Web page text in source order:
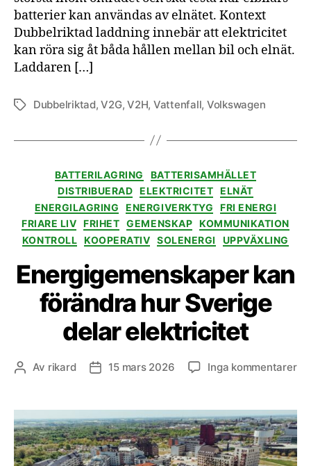
batterier kan användas av elnätet. Kontext
Dubbelriktad laddning innebär att elektricitet
kan röra sig åt båda hållen mellan bil och elnät.
Laddaren […]
EtiketterDubbelriktad,V2G,V2H, Vattenfall, Volkswagen
Kategorier
BATTERILAGRING
BATTERISAMHÄLLET
DISTRIBUERAD
ELEKTRICITET
ELNÄT
ENERGILAGRING
ENERGIVERKTYG
FRI ENERGI
FRIARE LIV
FRIHET GEMENSKAP
KOMMUNIKATION
KONTROLL KOOPERATIV SOLENERGI UPPVÄXLING
Energigemenskaper kan
förändra hur Sverige
delar elektricitet
Inläggsförfattare
Av rikard Inläggsdatum
15 mars 2026 Inga kommentarertill